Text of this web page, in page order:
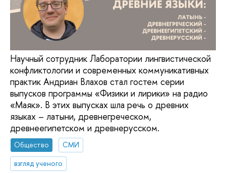
Научный сотрудник Лаборатории лингвистической
конфликтологии и современных коммуникативных
практик Андриан Влахов стал гостем серии
выпусков программы «Физики и лирики» на радио
«Маяк». В этих выпусках шла речь о древних
языках – латыни, древнегреческом,
древнеегипетском и древнерусском.
Общество
СМИ
взгляд ученого